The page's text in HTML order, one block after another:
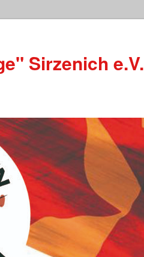
Sirzenich e.V.